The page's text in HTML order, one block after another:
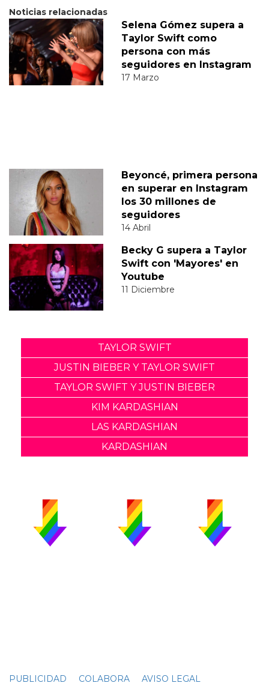
Noticias relacionadas
Selena Gómez supera a
Taylor Swift como
persona con más
seguidores en Instagram
17 Marzo
Beyoncé, primera persona
en superar en Instagram
los 30 millones de
seguidores
14 Abril
Becky G supera a Taylor
Swift con 'Mayores' en
Youtube
11 Diciembre
TAYLOR SWIFT
JUSTIN BIEBER Y TAYLOR SWIFT
TAYLOR SWIFT Y JUSTIN BIEBER
KIM KARDASHIAN
LAS KARDASHIAN
KARDASHIAN
PUBLICIDAD COLABORA AVISO LEGAL